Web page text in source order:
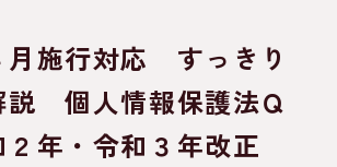
月施行対応 すっきり
説 個人情報保護法Ｑ
年・令和３年改正